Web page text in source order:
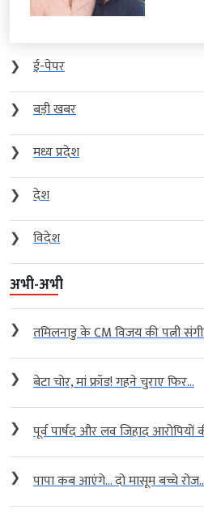
❯
ई-पेपर
❯
बड़ी खबर
❯
मध्य प्रदेश
❯
देश
❯
विदेश
अभी-अभी
❯ तमिलनाडु के CM विजय की पत्नी
❯ बेटा चोर, मां फ्रॉड! गहने चुराए फिर...
❯ पूर्व पार्षद और लव जिहाद आरोपियों
❯ पापा कब आएंगे… दो मासूम बच्चे